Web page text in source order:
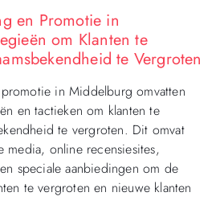
en Promotie in
om Klanten te
te Vergroten
in Middelburg omvatten
en tactieken om klanten te
te vergroten. Dit omvat
media, online recensiesites,
speciale aanbiedingen om de
te vergroten en nieuwe klanten